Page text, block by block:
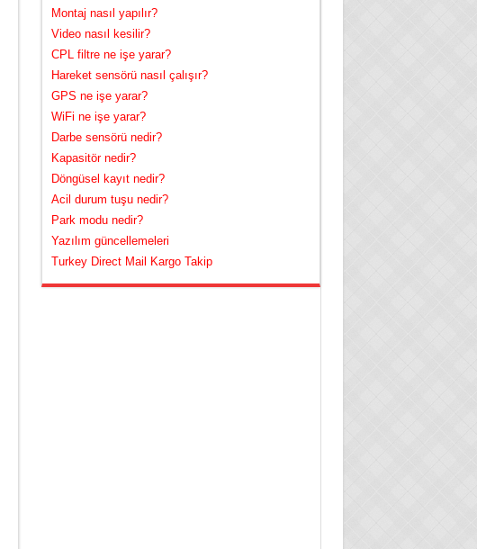
Montaj nasıl yapılır?
Video nasıl kesilir?
CPL filtre ne işe yarar?
Hareket sensörü nasıl çalışır?
GPS ne işe yarar?
WiFi ne işe yarar?
Darbe sensörü nedir?
Kapasitör nedir?
Döngüsel kayıt nedir?
Acil durum tuşu nedir?
Park modu nedir?
Yazılım güncellemeleri
Turkey Direct Mail Kargo Takip